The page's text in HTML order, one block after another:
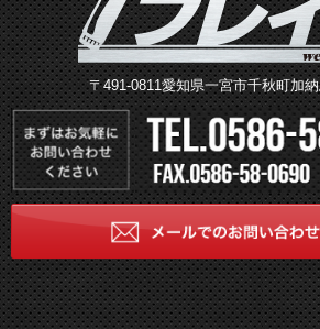
〒491-0811愛知県一宮市千秋町加